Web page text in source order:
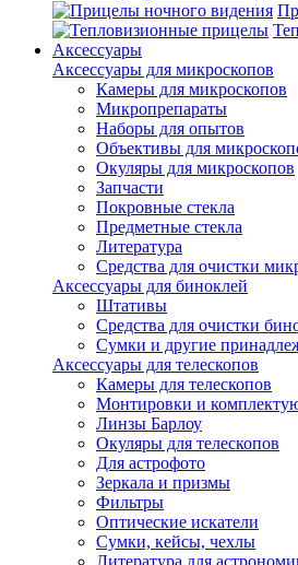
Аксессуары
Аксессуары для микроскопов
Камеры для микроскопов
Микропрепараты
Наборы для опытов
Объективы для
Окуляры для микроскопов
Запчасти
Покровные стекла
Предметные стекла
Литература
Средства для очистки
Аксессуары для биноклей
Штативы
Средства для очистки
Сумки и другие
Аксессуары для телескопов
Камеры для телескопов
Монтировки и
Линзы Барлоу
Окуляры для телескопов
Для астрофото
Зеркала и призмы
Фильтры
Оптические искатели
Сумки, кейсы, чехлы
Литература для